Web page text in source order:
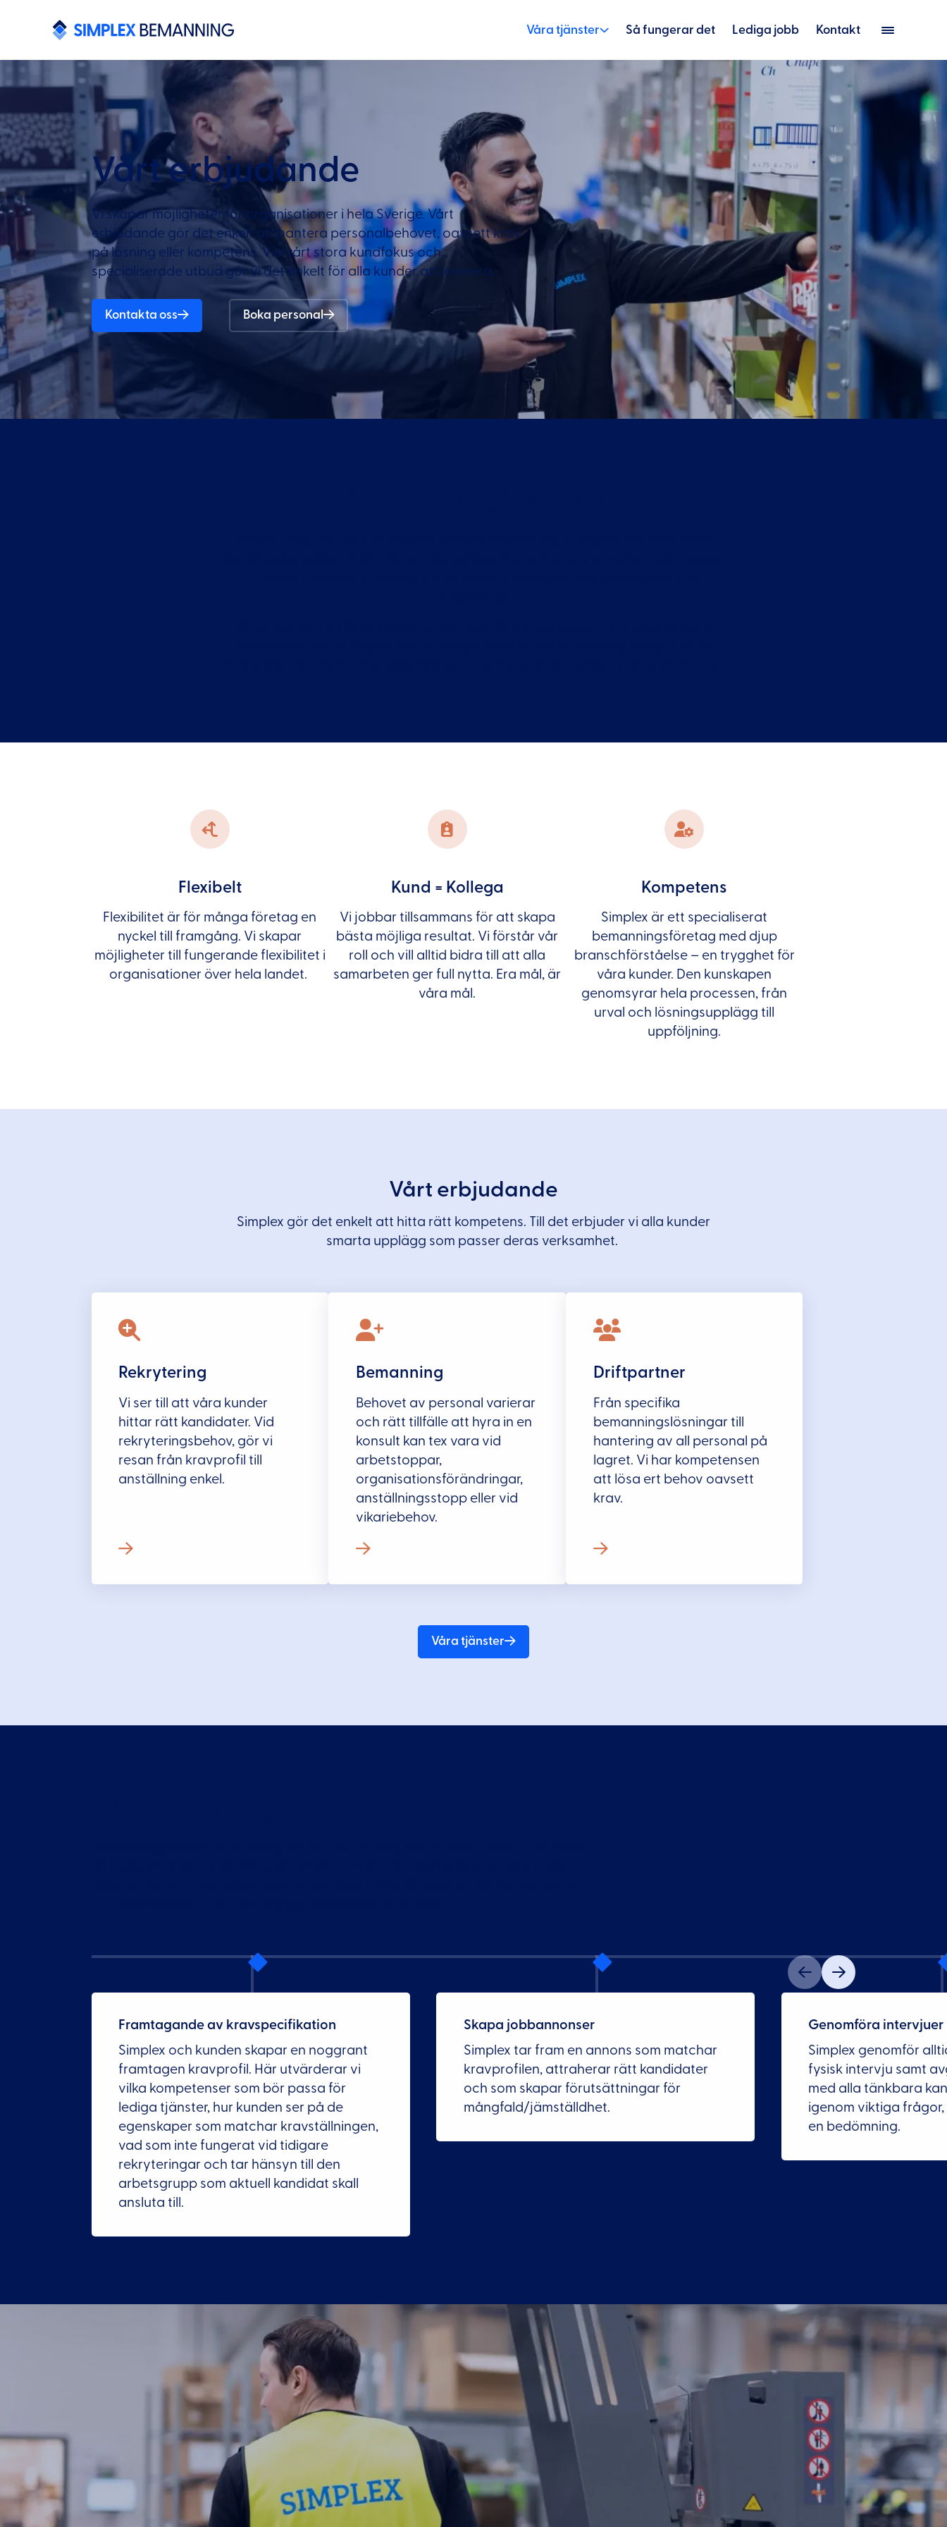
Våra tjänster Så fungerar det Lediga jobb Kontakt
Vårt erbjudande
Vi skapar möjligheter för organisationer i hela Sverige. Vårt
erbjudande gör det enkelt att hantera personalbehovet, oavsett krav
på lösning eller kompetens. Via vårt stora kundfokus och
specialiserade utbud gör vi det enkelt för alla kunder att leverera.
Kontakta oss Boka personal
Flexibelt
Flexibilitet är för många företag en
nyckel till framgång. Vi skapar
möjligheter till fungerande flexibilitet i
organisationer över hela landet.
Kund = Kollega
Vi jobbar tillsammans för att skapa
bästa möjliga resultat. Vi förstår vår
roll och vill alltid bidra till att alla
samarbeten ger full nytta. Era mål, är
våra mål.
Kompetens
Simplex är ett specialiserat
bemanningsföretag med djup
branschförståelse – en trygghet för
våra kunder. Den kunskapen
genomsyrar hela processen, från
urval och lösningsupplägg till
uppföljning.
Vårt erbjudande
Simplex gör det enkelt att hitta rätt kompetens. Till det erbjuder vi alla kunder
smarta upplägg som passer deras verksamhet.
Rekrytering
Vi ser till att våra kunder
hittar rätt kandidater. Vid
rekryteringsbehov, gör vi
resan från kravprofil till
anställning enkel.
Bemanning
Behovet av personal varierar
och rätt tillfälle att hyra in en
konsult kan tex vara vid
arbetstoppar,
organisationsförändringar,
anställningsstopp eller vid
vikariebehov.
Driftpartner
Från specifika
bemanningslösningar till
hantering av all personal på
lagret. Vi har kompetensen
att lösa ert behov oavsett
krav.
Våra tjänster
Framtagande av kravspecifikation
Simplex och kunden skapar en noggrant
framtagen kravprofil. Här utvärderar vi
vilka kompetenser som bör passa för
lediga tjänster, hur kunden ser på de
egenskaper som matchar kravställningen,
vad som inte fungerat vid tidigare
rekryteringar och tar hänsyn till den
arbetsgrupp som aktuell kandidat skall
ansluta till.
Skapa jobbannonser
Simplex tar fram en annons som matchar
kravprofilen, attraherar rätt kandidater
och som skapar förutsättningar för
mångfald/jämställdhet.
Genomföra intervjuer
Simplex genomför
fysisk intervju samt
med alla tänkbara
igenom viktiga
en bedömning.